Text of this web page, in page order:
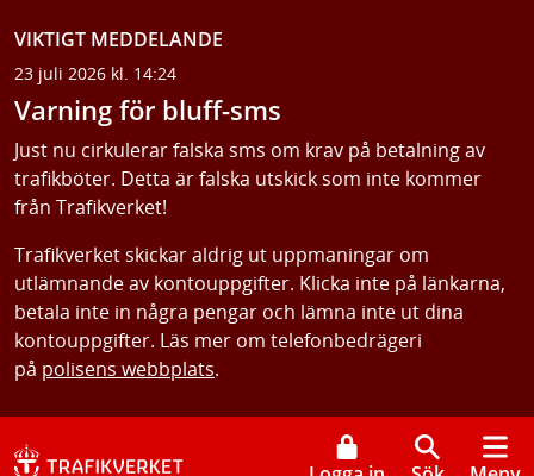
VIKTIGT MEDDELANDE
23 juli 2026 kl. 14:24
Varning för bluff-sms
Just nu cirkulerar falska sms om krav på betalning av
trafikböter. Detta är falska utskick som inte kommer
från Trafikverket!
Trafikverket skickar aldrig ut uppmaningar om
utlämnande av kontouppgifter. Klicka inte på länkarna,
betala inte in några pengar och lämna inte ut dina
kontouppgifter. Läs mer om telefonbedrägeri
på polisens webbplats.